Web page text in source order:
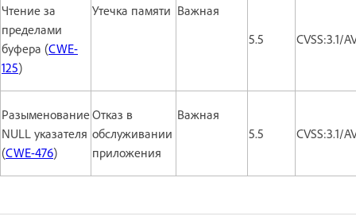
Чтение за
пределами
буфера (CWE-
125)
Утечка памяти Важная
5.5
CVSS:3.1/
Разыменование
NULL указателя
(CWE-476)
Отказ в
обслуживании
приложения
Важная
5.5
CVSS:3.1/